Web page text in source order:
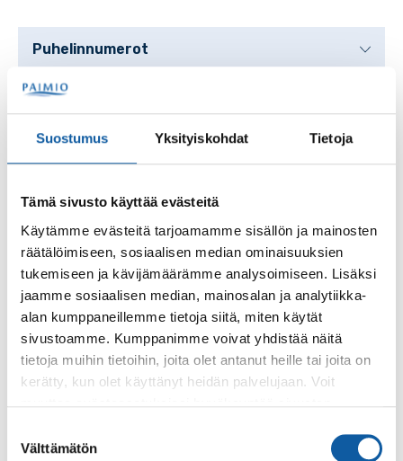
Suostumus Yksityiskohdat Tietoja
Tämä sivusto käyttää evästeitä
Käytämme evästeitä tarjoamamme sisällön ja mainosten
räätälöimiseen, sosiaalisen median ominaisuuksien
tukemiseen ja kävijämäärämme analysoimiseen. Lisäksi
jaamme sosiaalisen median, mainosalan ja analytiikka-
alan kumppaneillemme tietoja siitä, miten käytät
sivustoamme. Kumppanimme voivat yhdistää näitä
tietoja muihin tietoihin, joita olet antanut heille tai joita on
kerätty, kun olet käyttänyt heidän palvelujaan. Voit
valinta
Välttämätön
Puhelinnumerot
Palvelupaikat
Kravinkuja 200, 21530 Paimio
Maankaatopaikka
Inkeriäistentie 62, 21530 Paimio